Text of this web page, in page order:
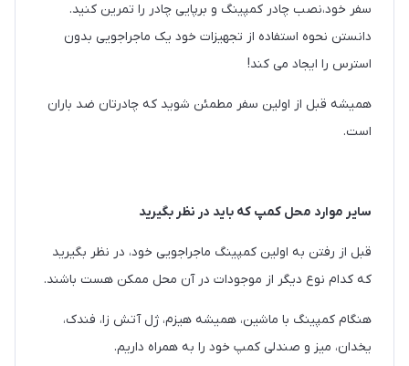
سفر خود،نصب چادر کمپینگ و برپایی چادر را تمرین کنید.
دانستن نحوه استفاده از تجهیزات خود یک ماجراجویی بدون
استرس را ایجاد می کند!
همیشه قبل از اولین سفر مطمئن شوید که چادرتان ضد باران
است.
سایر موارد محل کمپ که باید در نظر بگیرید
قبل از رفتن به اولین کمپینگ ماجراجویی خود، در نظر بگیرید
که کدام نوع دیگر از موجودات در آن محل ممکن هست باشند.
هنگام کمپینگ با ماشین، همیشه هیزم، ژل آتش زا، فندک،
یخدان، میز و صندلی کمپ خود را به همراه داریم.